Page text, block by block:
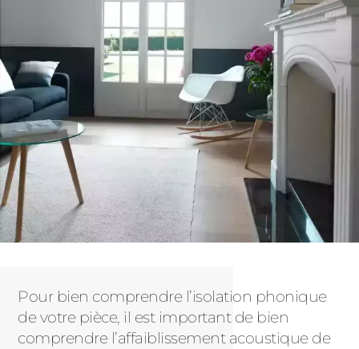
Pour bien comprendre l’isolation phonique
de votre pièce, il est important de bien
comprendre l’affaiblissement acoustique de